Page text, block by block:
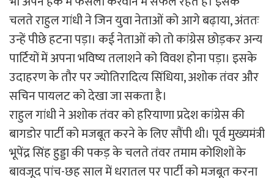
चलते राहुल गांधी ने जिन युवा नेताओं को आगे बढ़ाया, अंततः
उन्हें पीछे हटना पड़ा। कई नेताओं को तो कांग्रेस छोड़कर अन्य
पार्टियों में अपना भविष्य तलाशने को विवश होना पड़ा। इसके
उदाहरण के तौर पर ज्योतिरादित्य सिंधिया, अशोक तंवर और
सचिन पायलट को देखा जा सकता है।
राहुल गांधी ने अशोक तंवर को हरियाणा प्रदेश कांग्रेस की
बागडोर पार्टी को मजबूत करने के लिए सौंपी थी। पूर्व मुख्यमंत्री
भूपेंद्र सिंह हुड्डा की पकड़ के चलते तंवर तमाम कोशिशों के
बावजूद पांच-छह साल में धरातल पर पार्टी को मजबूत करना